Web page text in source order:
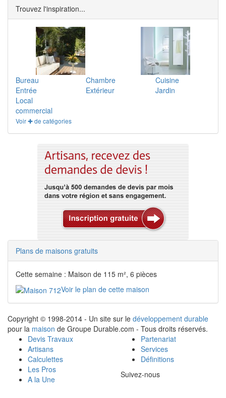
Trouvez l'inspiration...
Bureau Chambre
Cuisine
Entrée
Extérieur
Jardin
Local
commercial
Voir ✚ de catégories
Plans de maisons gratuits
Cette semaine : Maison de 115 m², 6 pièces
Voir le plan de cette maison
Copyright © 1998-2014 - Un site sur le développement durable
pour la maison de Groupe Durable.com - Tous droits réservés.
Devis Travaux
Artisans
Calculettes
Les Pros
A la Une
Partenariat
Services
Définitions
Suivez-nous